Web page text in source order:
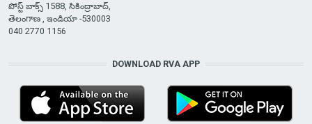
పోస్ట్ బాక్స్ 1588, సికింద్రాబాద్,
తెలంగాణ , ఇండియా -530003
040 2770 1156
DOWNLOAD RVA APP